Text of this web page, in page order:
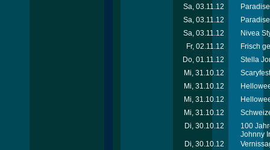
Sa, 03.11.12
Sa, 03.11.12
Sa, 03.11.12
Nivea
Fr, 02.11.12
Frisch
Do, 01.11.12
Stella
Mi, 31.10.12
Mi, 31.10.12
Mi, 31.10.12
Mi, 31.10.12
Di, 30.10.12
100
Johnny
Di, 30.10.12